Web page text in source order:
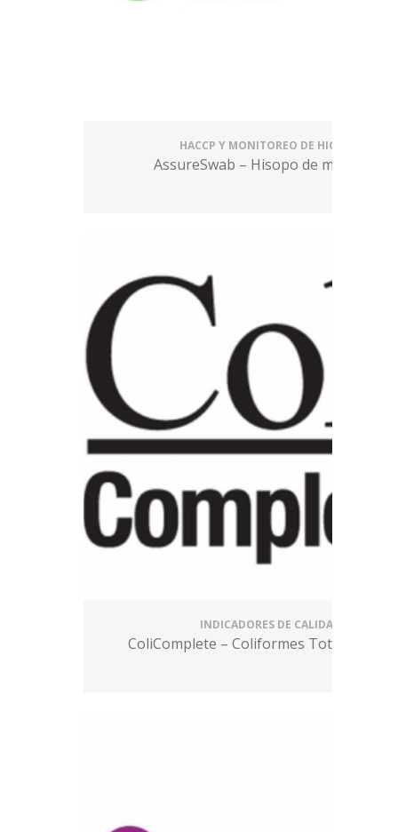
HACCP Y MONITOREO DE HIGIENE
AssureSwab – Hisopo de muestreo
INDICADORES DE CALIDAD
ColiComplete – Coliformes Totales y E.